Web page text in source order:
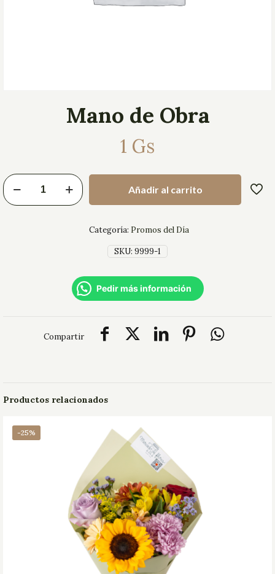
Mano de Obra
1 Gs
Añadir al carrito
SKU: 9999-1
Categoría: Promos del Día
Pedir más información
Compartir
Productos relacionados
-25%